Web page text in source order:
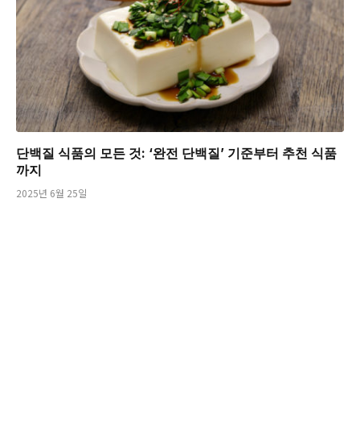
단백질 식품의 모든 것: ‘완전 단백질’ 기준부터 추천 식품
까지
2025년 6월 25일